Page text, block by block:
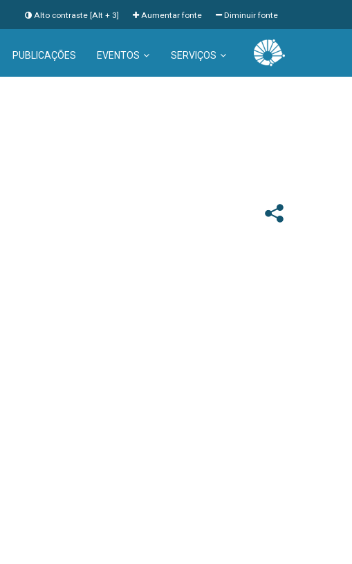
Diminuir fonte
Aumentar fonte
Alto contraste [Alt + 3]
PUBLICAÇÕES EVENTOS SERVIÇOS